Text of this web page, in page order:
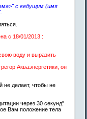
с ведущим (имя
c 18/01/2013 :
воду и выразить
Акваэнергетики, он
не делает, чтобы не
через 30 секунд"
Вам положение тела